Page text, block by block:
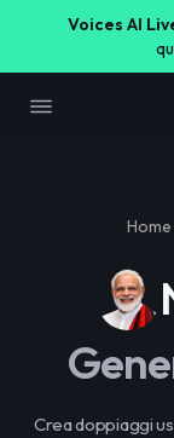
Voices AI
Home
Crea doppiaggi